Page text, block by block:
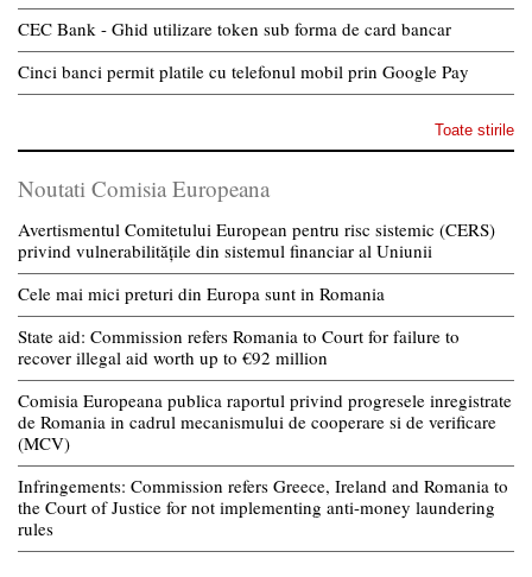
CEC Bank - Ghid utilizare token sub forma de card bancar
Cinci banci permit platile cu telefonul mobil prin Google Pay
Toate stirile
Noutati Comisia Europeana
Avertismentul Comitetului European pentru risc sistemic (CERS)
privind vulnerabilitățile din sistemul financiar al Uniunii
Cele mai mici preturi din Europa sunt in Romania
State aid: Commission refers Romania to Court for failure to
recover illegal aid worth up to €92 million
Comisia Europeana publica raportul privind progresele inregistrate
de Romania in cadrul mecanismului de cooperare si de verificare
(MCV)
Infringements: Commission refers Greece, Ireland and Romania to
the Court of Justice for not implementing anti-money laundering
rules